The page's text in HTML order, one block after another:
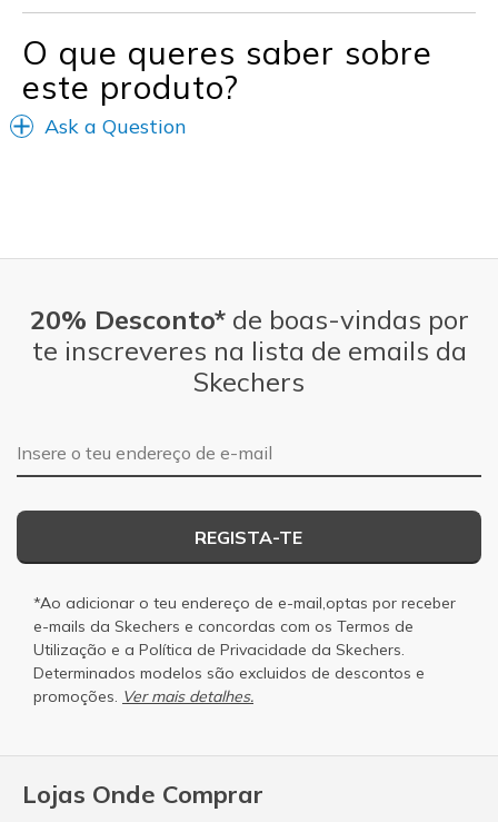
View On Shoes
I'm Into Shoes
O que queres saber sobre
este produto?
Ask a Question
Lojas Onde Comprar
20% Desconto*de boas-vindas por
te inscreveres na lista de emails da
Skechers
Endereço de e-mail
REGISTA-TE
*Ao adicionar o teu endereço de e-mail,optas por receber
e-mails da Skechers e concordas com os Termos de
Utilização e a Política de Privacidade da Skechers.
Determinados modelos são excluidos de descontos e
promoções. Ver mais detalhes.